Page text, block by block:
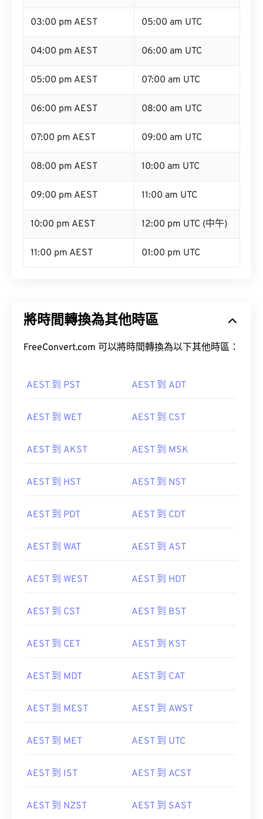
03:00 pm AEST 05:00 am UTC
04:00 pm AEST 06:00 am UTC
05:00 pm AEST 07:00 am UTC
06:00 pm AEST 08:00 am UTC
07:00 pm AEST 09:00 am UTC
08:00 pm AEST 10:00 am UTC
09:00 pm AEST 11:00 am UTC
10:00 pm AEST 12:00 pm UTC (中午)
11:00 pm AEST 01:00 pm UTC
將時間轉換為其他時區
FreeConvert.com 可以將時間轉換為以下其他時區：
AEST 到 PST AEST 到 ADT
AEST 到 WET AEST 到 CST
AEST 到 AKST AEST 到 MSK
AEST 到 HST AEST 到 NST
AEST 到 PDT AEST 到 CDT
AEST 到 WAT AEST 到 AST
AEST 到 WEST AEST 到 HDT
AEST 到 CST AEST 到 BST
AEST 到 CET AEST 到 KST
AEST 到 MDT AEST 到 CAT
AEST 到 MEST AEST 到 AWST
AEST 到 MET AEST 到 UTC
AEST 到 IST AEST 到 ACST
AEST 到 NZST AEST 到 SAST